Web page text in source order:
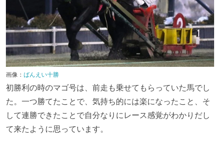
画像： ばんえい十勝
初勝利の時のマゴ号は、前走も乗せてもらっていた馬でし
た。一つ勝てたことで、気持ち的には楽になったこと、そ
して連勝できたことで自分なりにレース感覚がわかりだし
て来たように思っています。